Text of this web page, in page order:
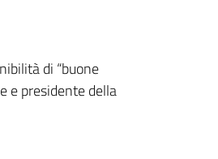
di “buone
e presidente della